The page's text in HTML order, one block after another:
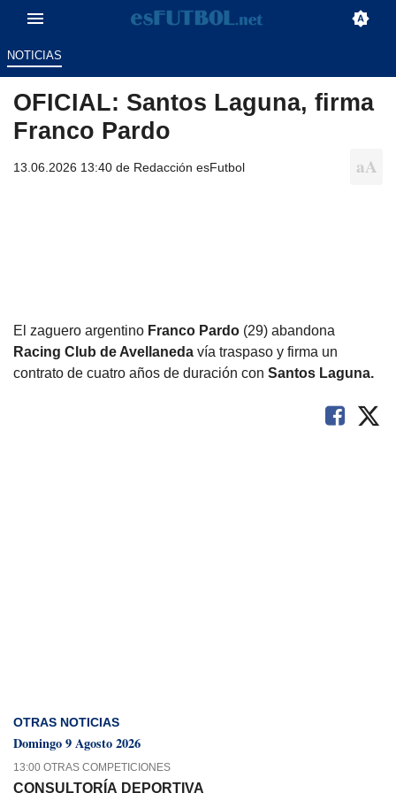
NOTICIAS
OFICIAL: Santos Laguna, firma
Franco Pardo
13.06.2026 13:40 de Redacción esFutbol
El zaguero argentino Franco Pardo (29) abandona
Racing Club de Avellaneda vía traspaso y firma un
contrato de cuatro años de duración con Santos Laguna.
OTRAS NOTICIAS
Domingo 9 Agosto 2026
13:00 OTRAS COMPETICIONES
CONSULTORÍA DEPORTIVA